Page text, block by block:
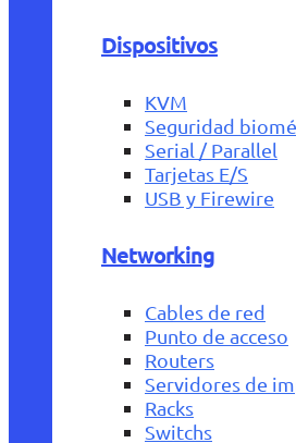
Dispositivos
KVM
Seguridad
Serial / Parallel
Tarjetas E/S
USB y Firewire
Networking
Cables de red
Punto de acceso
Routers
Servidores de
Racks
Switchs